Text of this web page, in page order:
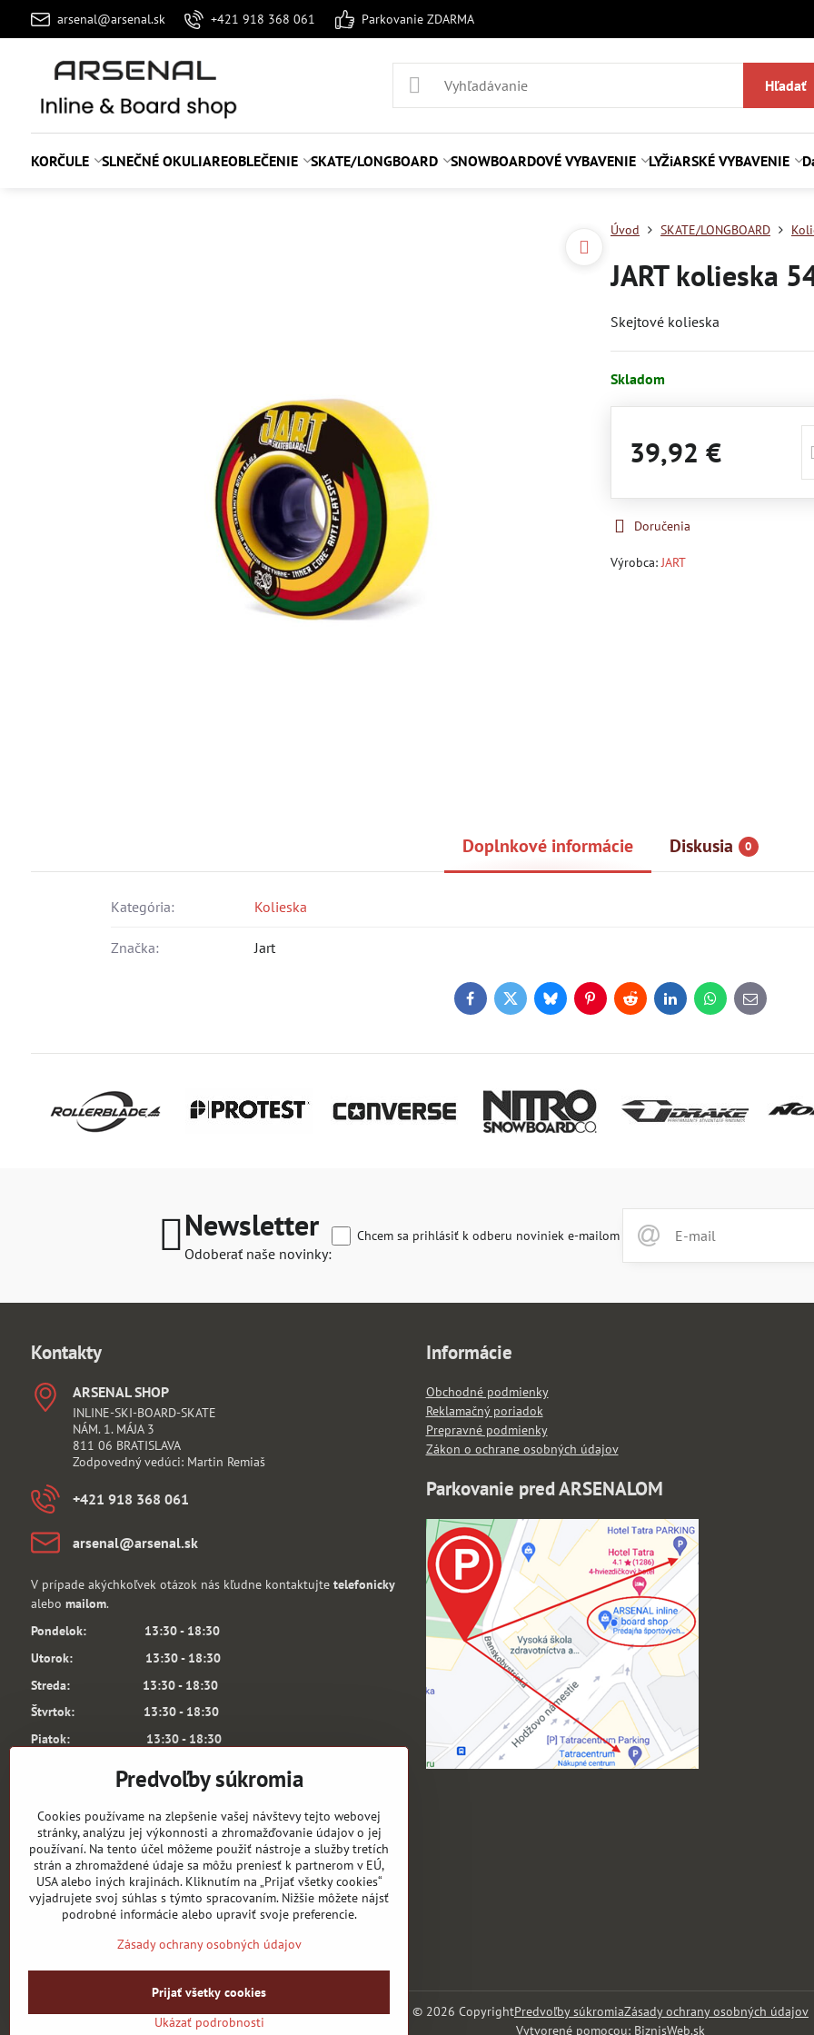
arsenal@arsenal.sk +421 918 368 061 Parkovanie ZDARMA
Hľadať
KORČULE SLNEČNÉ OKULIAREOBLEČENIE SKATE/LONGBOARD SNOWBOARDOVÉ VYBAVENIE LYŽiARSKÉ VYBAVENIE
Úvod SKATE/LONGBOARD
JART kolieska
Skejtové kolieska
Skladom
39,92 €
Doručenia
Výrobca:JART
Doplnkové informácie Diskusia 0
Kategória: Kolieska
Značka: Jart
FacebookTwitterBlueskyPinterestRedditLinkedInWhatsApp
E-
mail
Newsletter
Odoberať naše novinky:
Chcem sa prihlásiť k odberu noviniek e-mailom
Kontakty
ARSENAL SHOP
INLINE-SKI-BOARD-SKATE
NÁM. 1. MÁJA 3
811 06 BRATISLAVA
Zodpovedný vedúci: Martin Remiaš
+421 918 368 061
arsenal​@arsenal​.sk
V prípade akýchkoľvek otázok nás kľudne kontaktujte telefonicky
alebo mailom.
Pondelok: 13:30 - 18:30
Utorok: 13:30 - 18:30
Streda: 13:30 - 18:30
Štvrtok: 13:30 - 18:30
Piatok: 13:30 - 18:30
6.3. a 7.3.2026 je predajňa ARSENAL SHOP
Z TECHNICKÝCH PRÍČIN ZATVORENÁ.
Testujeme produkty na budúcu sezónu.
Za prípadné komplikácie sa ospravedlňujeme!
V pondelok vás radi privítame.
Keď tak volajte 0918 368 061.
Zodpovedný vedúci: Martin Remiaš
Informácie
Obchodné podmienky
Reklamačný poriadok
Prepravné podmienky
Zákon o ochrane osobných údajov
Parkovanie pred ARSENALOM
© 2026 CopyrightPredvoľby súkromiaZásady ochrany osobných údajov
Vytvorené pomocou: BiznisWeb.sk
Predvoľby súkromia
Cookies používame na zlepšenie vašej návštevy tejto webovej
stránky, analýzu jej výkonnosti a zhromažďovanie údajov o jej
používaní. Na tento účel môžeme použiť nástroje a služby tretích
strán a zhromaždené údaje sa môžu preniesť k partnerom v EÚ,
USA alebo iných krajinách. Kliknutím na „Prijať všetky cookies“
vyjadrujete svoj súhlas s týmto spracovaním. Nižšie môžete nájsť
podrobné informácie alebo upraviť svoje preferencie.
Zásady ochrany osobných údajov
Ukázať podrobnosti
Prijať všetky cookies